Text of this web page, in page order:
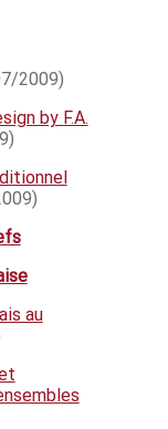
2009)
by F.A.
au